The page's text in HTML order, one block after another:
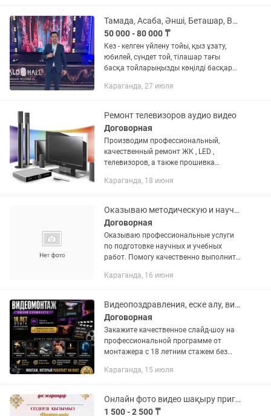
Тамада, Асаба, Әнші, Беташар, Видео, Фото, Бишілер все есть
50 000 - 80 000 ₸
Кез - келген үйлену тойы, қыз ұзату,
юбилей, сүндет той, тілашар тағы
басқа тойларыңызды көңілді басқарып
домбырамен ән, беташар,
фото...
Караганда, 27 июля
Ремонт телевизоров аудио видео
Договорная
Производим профессиональный,
качественный ремонт ЖК , LED ,
телевизоров, а также прошивка
Также производим ремонт
усилителей с...
Караганда, 18 июня
Оказываю методическую и научную помощь в написании всех видов работ
Договорная
Оказываю профессиональные услуги
по подготовке научных и учебных
работ. Помогу качественно выполнить:
статьи и публикации; – курсовые и
Караганда, 16 июня
Видеопоздравления, еске алу, видеомонтаж, аудиомонтаж, слайд-шоу
Договорная
Закажите качественное слайд-шоу на
профессиональной программе от
монтажера с 18 летним стажем без
часов до 3 дней. СЪЁМКОЙ НЕ
Слайд-шоу...
Караганда, 15 июля
Онлайн фото видео шақыру пригласительные
1 500 - 2 500 ₸